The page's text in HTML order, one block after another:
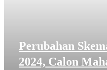
Perubahan
2024, Calon